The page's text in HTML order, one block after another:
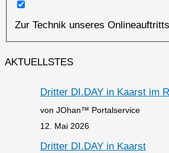
Zur Technik unseres Onlineauftritts
AKTUELLSTES
Dritter DI.DAY in Kaarst im
von JOhan™ Portalservice
12. Mai 2026
Dritter DI.DAY in Kaarst